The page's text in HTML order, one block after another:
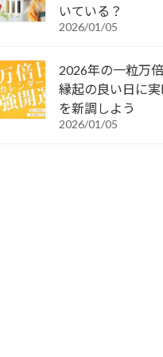
いている？
2026/01/05
2026年の一粒万
縁起の良い日に
を新調しよう
2026/01/05